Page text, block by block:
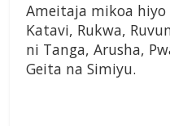
Ameitaja mikoa
Katavi, Rukwa,
ni Tanga, Arusha,
Geita na Simiyu.